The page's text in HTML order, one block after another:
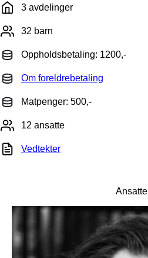
3 avdelinger
32 barn
Oppholdsbetaling: 1200,-
Om foreldrebetaling
Matpenger: 500,-
12 ansatte
Vedtekter
Ansatte